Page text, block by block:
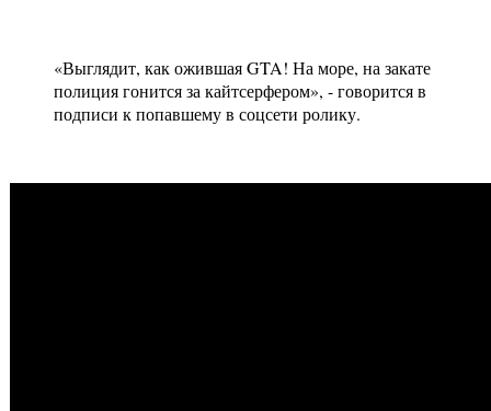
«Выглядит, как ожившая GTA! На море, на закате
полиция гонится за кайтсерфером», - говорится в
подписи к попавшему в соцсети ролику.